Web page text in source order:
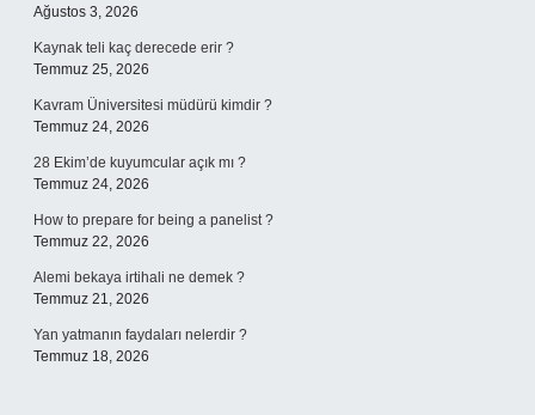
Ağustos 3, 2026
Kaynak teli kaç derecede erir ?
Temmuz 25, 2026
Kavram Üniversitesi müdürü kimdir ?
Temmuz 24, 2026
28 Ekim’de kuyumcular açık mı ?
Temmuz 24, 2026
How to prepare for being a panelist ?
Temmuz 22, 2026
Alemi bekaya irtihali ne demek ?
Temmuz 21, 2026
Yan yatmanın faydaları nelerdir ?
Temmuz 18, 2026